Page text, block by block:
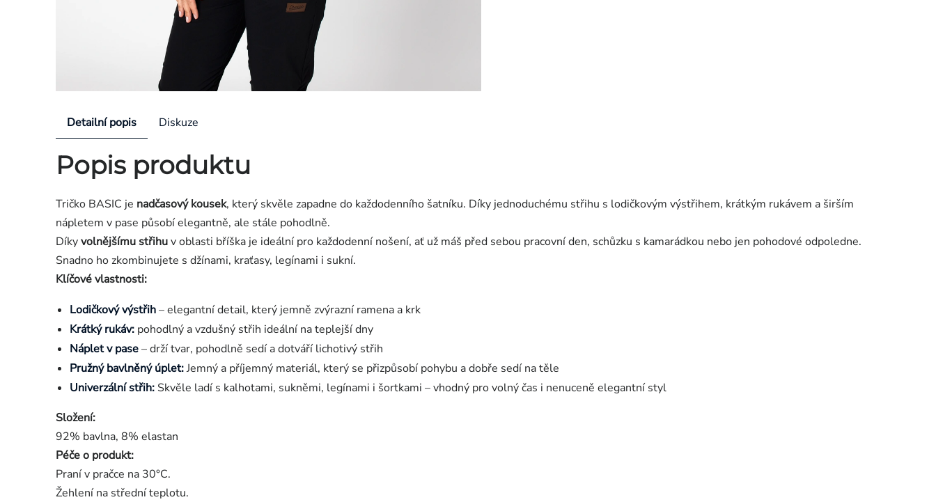
Detailní popis Diskuze
Popis produktu
Tričko BASIC je nadčasový kousek, který skvěle zapadne do každodenního šatníku. Díky jednoduchému střihu s lodičkovým výstřihem, krátkým rukávem a širším
nápletem v pase působí elegantně, ale stále pohodlně.
Díkyvolnějšímu střihuv oblasti bříška je ideální pro každodenní nošení, ať už máš před sebou pracovní den, schůzku s kamarádkou nebo jen pohodové odpoledne.
Snadno ho zkombinujete s džínami, kraťasy, legínami i sukní.
Klíčové vlastnosti:
Lodičkový výstřih– elegantní detail, který jemně zvýrazní ramena a krk
Krátký rukáv: pohodlný a vzdušný střih ideální na teplejší dny
Náplet v pase– drží tvar, pohodlně sedí a dotváří lichotivý střih
Pružný bavlněný úplet:Jemný a příjemný materiál, který se přizpůsobí pohybu a dobře sedí na těle
Univerzální střih: Skvěle ladí s kalhotami, sukněmi, legínami i šortkami – vhodný pro volný čas i nenuceně elegantní styl
Složení:
92% bavlna, 8% elastan
Péče o produkt:
Praní v pračce na 30°C.
Žehlení na střední teplotu.